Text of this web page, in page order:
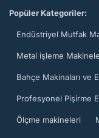
Popüler Kategoriler:
Endüstriyel Mutfak
Metal işleme
Bahçe Makinaları ve
Profesyonel Pişirme
Ölçme makineleri